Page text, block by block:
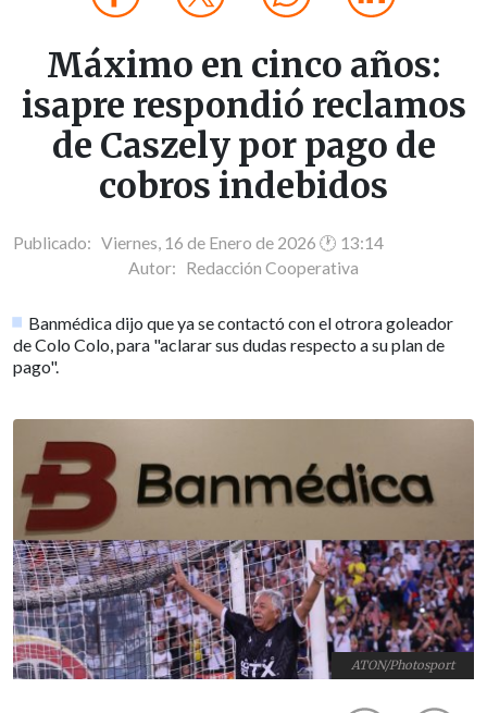
Máximo en cinco años:
isapre respondió reclamos
de Caszely por pago de
cobros indebidos
Publicado: Viernes, 16 de Enero de 2026 🕐 13:14
Autor: Redacción Cooperativa
Banmédica dijo que ya se contactó con el otrora goleador
de Colo Colo, para "aclarar sus dudas respecto a su plan de
pago".
ATON/Photosport